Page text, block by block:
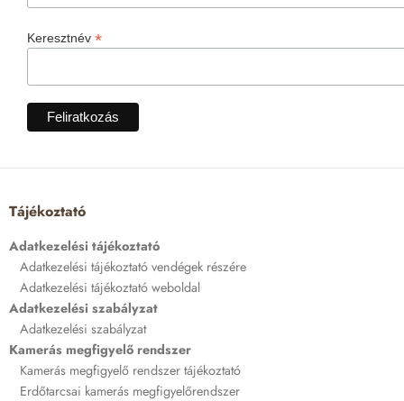
Keresztnév *
Tájékoztató
Adatkezelési tájékoztató
Adatkezelési tájékoztató vendégek részére
Adatkezelési tájékoztató weboldal
Adatkezelési szabályzat
Adatkezelési szabályzat
Kamerás megfigyelő rendszer
Kamerás megfigyelő rendszer tájékoztató
Erdőtarcsai kamerás megfigyelőrendszer